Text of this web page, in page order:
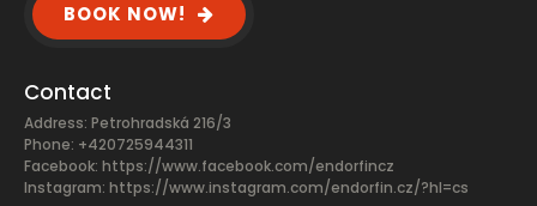
BOOK NOW!
Contact
Address: Petrohradská 216/3
Phone: +420725944311
Facebook: https://www.facebook.com/endorfincz
Instagram: https://www.instagram.com/endorfin.cz/?hl=cs